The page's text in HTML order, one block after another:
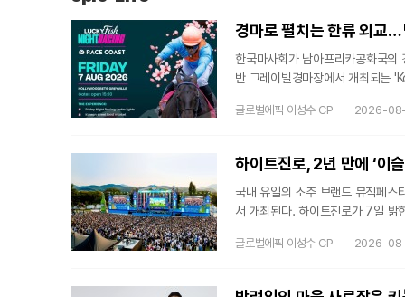
경마로 펼치는 한류 외교…
한국마사회가 남아프리카공화국
반 그레이빌경마장에서 개최되
인적 교류까지 연결하려는 한국마
는 단순히 경주를 관람하는 수준
글로벌에픽 이성수 CP 2026-
하이트진로, 2년 만에 ‘이
국내 유일의 소주 브랜드 뮤직페
서 개최된다. 하이트진로가 7일
번 행사는 단순한 복귀가 아닌 전
18,000명이 참석했던 것과 비교하
글로벌에픽 이성수 CP 2026-